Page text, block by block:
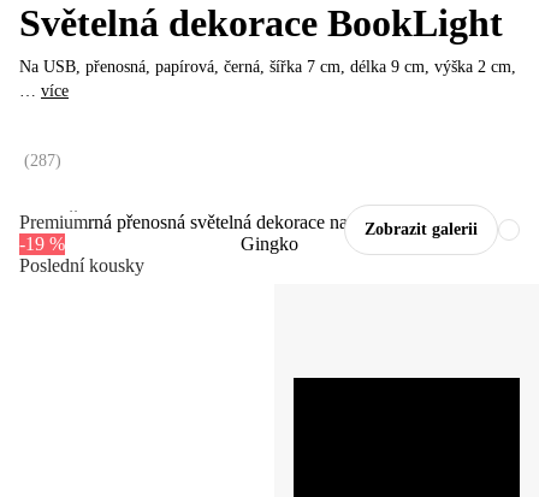
Zobrazit galerii
Premium
-19 %
Poslední kousky
Světelná dekorace BookLight
Na USB, přenosná, papírová, černá, šířka 7 cm, délka 9 cm, výška 2 cm,
… více
(287)